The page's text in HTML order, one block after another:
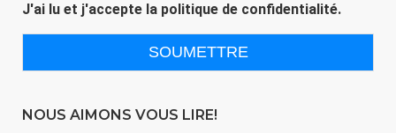
J'ai lu et j'accepte la politique de confidentialité.
NOUS AIMONS VOUS LIRE!